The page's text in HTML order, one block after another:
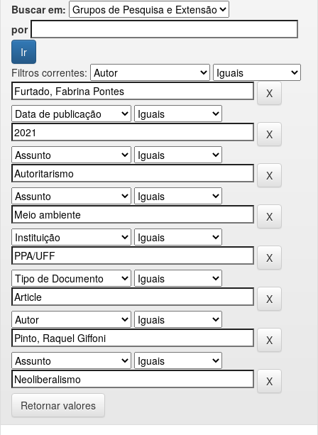
Buscar em:
por
Filtros correntes:
Retornar valores